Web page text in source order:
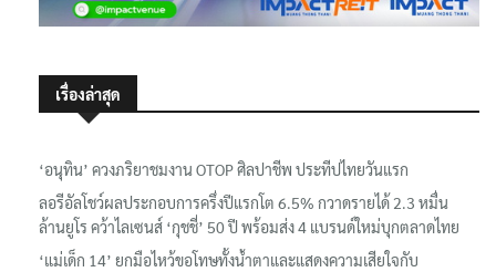
เรื่องล่าสุด
‘อนุทิน’ ควงภริยาชมงาน OTOP ศิลปาชีพ ประทีปไทยวันแรก
ลอรีอัลโชว์ผลประกอบการครึ่งปีแรกโต 6.5% กวาดรายได้ 2.3 หมื่น
ล้านยูโร คว้าไลเซนส์ ‘กุชชี่’ 50 ปี พร้อมส่ง 4 แบรนด์ใหม่บุกตลาดไทย
‘แม่เด็ก 14’ ยกมือไหว้ขอโทษทั้งน้ำตาและแสดงความเสียใจกับ